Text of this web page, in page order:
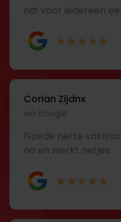
na! voor iedereen
Corian Zijdnx
via Google
Goede nette
na en werkt netjes.